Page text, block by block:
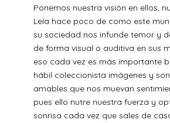
Ponemos nuestra visión en ellos,
Leía hace poco de como este
su sociedad nos infunde temor y
de forma visual o auditiva en sus
eso cada vez es más importante
hábil coleccionista imágenes y
amables que nos muevan
pues ello nutre nuestra fuerza y
sonrisa cada vez que sales de